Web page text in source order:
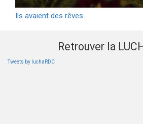
Ils avaient des rêves
Retrouver la
Tweets by luchaRDC